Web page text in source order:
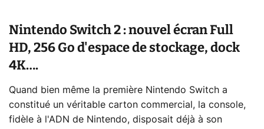
Nintendo Switch 2 : nouvel écran Full
HD, 256 Go d'espace de stockage, dock
4K….
Quand bien même la première Nintendo Switch a
constitué un véritable carton commercial, la console,
fidèle à l'ADN de Nintendo, disposait déjà à son